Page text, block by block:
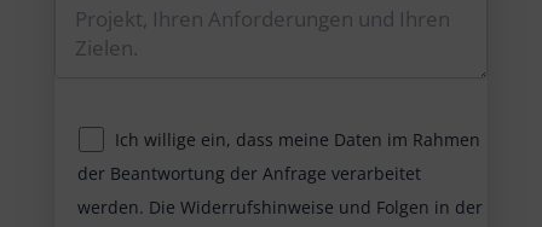
Ich willige ein, dass meine Daten im Rahmen
der Beantwortung der Anfrage verarbeitet
werden. Die Widerrufshinweise und Folgen in der